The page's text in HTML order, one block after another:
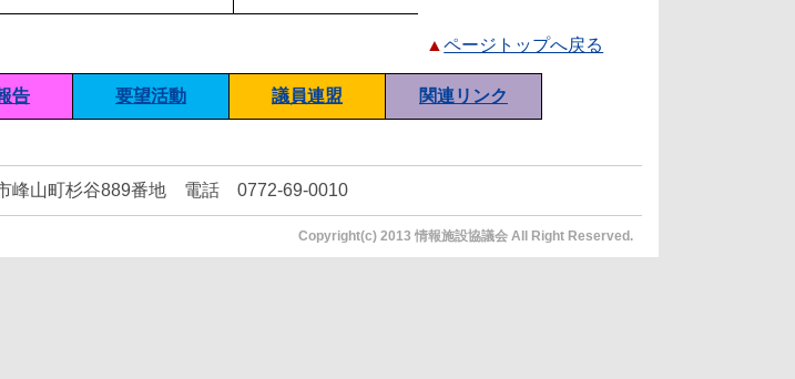
▲ページトップへ戻る
告 要望活動 議員連盟 関連リンク
峰山町杉谷889番地 電話 0772-69-0010
Copyright(c) 2013 情報施設協議会 All Right Reserved.